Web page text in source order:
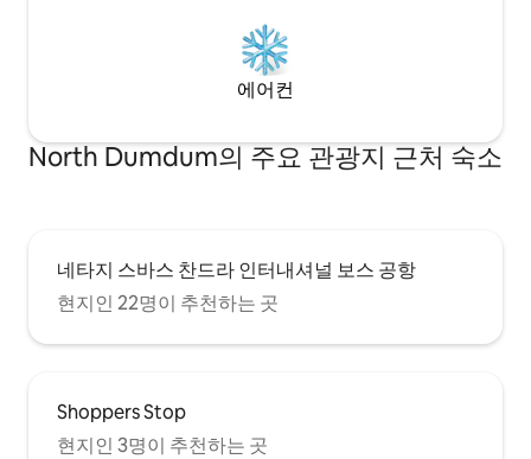
에어컨
North Dumdum의 주요 관광지 근처 숙소
네타지 스바스 찬드라 인터내셔널 보스 공항
현지인 22명이 추천하는 곳
Shoppers Stop
현지인 3명이 추천하는 곳